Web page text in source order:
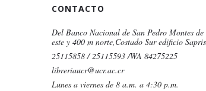
CONTACTO
Del Banco Nacional de San Pedro Montes
este y 400 m norte,Costado Sur edificio
25115858 / 25115593 /WA 84275225
libreriaucr@ucr.ac.cr
Lunes a viernes de 8 a.m. a 4:30 p.m.